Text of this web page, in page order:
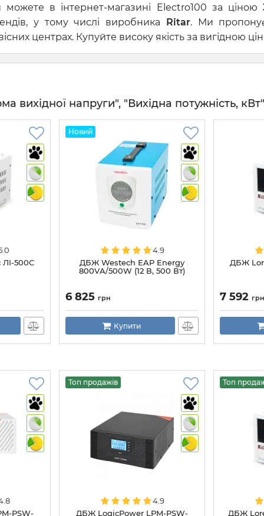
в інтернет-магазині Electro100 за ціною
у тому числі виробника
Ritar. Ми
центрах. Купуйте високу якість за вигідною
вихідної напруги", "Вихідна потужність, кВт"
500С
Новий
4.9
ДБЖ Westech EAP Energy
800VA/500W (12 В, 500 Вт)
6 825 грн
Купити
ДБЖ
7 592
PSW-
Топ продажів
4.9
ДБЖ LogicPower LPM-PSW-
Топ
ДБЖ